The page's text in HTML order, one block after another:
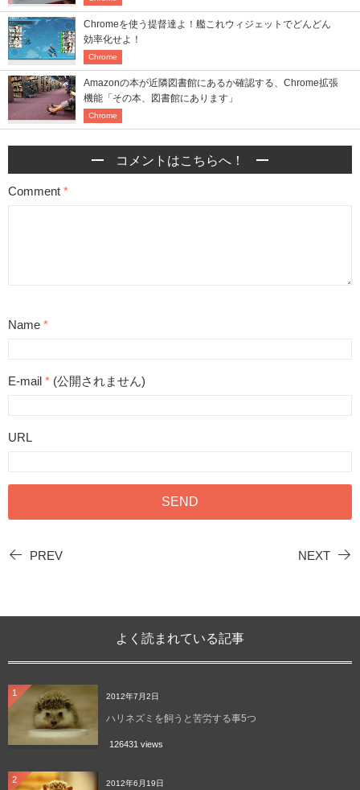
Chromeを使う提督達よ！艦これウィジェットでどんどん
効率化せよ！
Chrome
Amazonの本が近隣図書館にあるか確認する、Chrome拡張
機能「その本、図書館にあります」
Chrome
コメントはこちらへ！
Comment *
Name *
E-mail * (公開されません)
URL
PREV NEXT
よく読まれている記事
1 2012年7月2日
ハリネズミを飼うと苦労する事5つ
126431 views
2 2012年6月19日